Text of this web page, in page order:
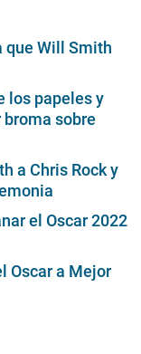
que Will Smith
los papeles y
broma sobre
a Chris Rock y
el Oscar 2022
Oscar a Mejor